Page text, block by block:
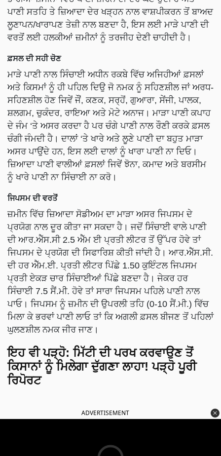
ਪਾਣੀ ਸਤਹਿ ਤੇ ਜ਼ਿਆਦਾ ਦੇਰ ਖੜ੍ਹਨ ਨਾਲ ਵਾਸ਼ਪੀਕਰਨ ਤੋਂ ਬਾਅਦ
ਲੂਣਾਪਨ/ਖਾਰਾਪਣ ਤੇਜ਼ੀ ਨਾਲ ਬਣਦਾ ਹੈ, ਇਸ ਲਈ ਮਾੜੇ ਪਾਣੀ ਦੀ
ਵਰਤੋਂ ਲਈ ਹਲਕੀਆਂ ਜ਼ਮੀਨਾਂ ਨੂੰ ਤਰਜੀਹ ਦੇਣੀ ਚਾਹੀਦੀ ਹੈ।
ਫ਼ਸਲ ਦੀ ਸਹੀ ਚੋਣ
ਮਾੜੇ ਪਾਣੀ ਨਾਲ ਸਿੰਚਾਈ ਅਧੀਨ ਰਕਬੇ ਵਿੱਚ ਅਜਿਹੀਆਂ ਫ਼ਸਲਾਂ
ਅਤੇ ਕਿਸਮਾਂ ਨੂੰ ਹੀ ਪਹਿਲ ਦਿਉ ਜੋ ਨਮਕ ਨੂੰ ਸਹਿਣਸ਼ੀਲ ਜਾਂ ਅਰਧ-
ਸਹਿਣਸ਼ੀਲ ਹੋਣ ਜਿਵੇਂ ਜੌਂ, ਕਣਕ, ਸਰ੍ਹੋਂ, ਗੁਆਰਾ, ਸੇਂਜੀ, ਪਾਲਕ,
ਸ਼ਲਗਮ, ਚੁਕੰਦਰ, ਰਾਇਆ ਅਤੇ ਮੋਟੇ ਅਨਾਜ। ਮਾੜਾ ਪਾਣੀ ਕਪਾਹ
ਦੇ ਜੰਮ ‘ਤੇ ਅਸਰ ਕਰਦਾ ਹੈ ਪਰ ਚੰਗੇ ਪਾਣੀ ਨਾਲ ਰੌਣੀ ਕਰਕੇ ਫ਼ਸਲ
ਚੰਗੀ ਜੰਮਦੀ ਹੈ। ਦਾਲਾਂ ‘ਤੇ ਖਾਰੇ ਅਤੇ ਲੂਣੇ ਪਾਣੀ ਦਾ ਬਹੁਤ ਮਾੜਾ
ਅਸਰ ਪਾਉਂਦੇ ਹਨ, ਇਸ ਲਈ ਦਾਲਾਂ ਨੂੰ ਖਾਰਾ ਪਾਣੀ ਨਾ ਦਿਓ।
ਜ਼ਿਆਦਾ ਪਾਣੀ ਵਾਲੀਆਂ ਫ਼ਸਲਾਂ ਜਿਵੇਂ ਝੋਨਾ, ਕਮਾਦ ਅਤੇ ਬਰਸੀਮ
ਨੂੰ ਖਾਰੇ ਪਾਣੀ ਨਾ ਸਿੰਚਾਈ ਨਾ ਕਰੋ।
ਜਿਪਸਮ ਦੀ ਵਰਤੋਂ
ਜ਼ਮੀਨ ਵਿੱਚ ਜ਼ਿਆਦਾ ਸੋਡੀਅਮ ਦਾ ਮਾੜਾ ਅਸਰ ਜਿਪਸਮ ਦੇ
ਪ੍ਰਯੋਗ ਨਾਲ ਦੂਰ ਕੀਤਾ ਜਾ ਸਕਦਾ ਹੈ। ਜਦੋਂ ਸਿੰਚਾਈ ਵਾਲੇ ਪਾਣੀ
ਦੀ ਆਰ.ਐੱਸ.ਸੀ 2.5 ਐੱਮ ਈ ਪ੍ਰਤੀ ਲੀਟਰ ਤੋਂ ਉੱਪਰ ਹੋਵੇ ਤਾਂ
ਜਿਪਸਮ ਦੇ ਪ੍ਰਯੋਗ ਦੀ ਸਿਫਾਰਿਸ਼ ਕੀਤੀ ਜਾਂਦੀ ਹੈ। ਆਰ.ਐੱਸ.ਸੀ.
ਦੀ ਹਰ ਐੱਮ.ਈ. ਪ੍ਰਤੀ ਲੀਟਰ ਪਿੱਛੇ 1.50 ਕੁਇੰਟਲ ਜਿਪਸਮ
ਪ੍ਰਤੀ ਏਕੜ ਚਾਰ ਸਿੰਚਾਈਆਂ ਪਿੱਛੇ ਬਣਦਾ ਹੈ। ਜੇਕਰ ਹਰ
ਸਿੰਚਾਈ 7.5 ਸੈਂ.ਮੀ. ਹੋਵੇ ਤਾਂ ਸਾਰਾ ਜਿਪਸਮ ਪਹਿਲੇ ਪਾਣੀ ਨਾਲ
ਪਾਓ। ਜਿਪਸਮ ਨੂੰ ਜ਼ਮੀਨ ਦੀ ਉਪਰਲੀ ਤਹਿ (0-10 ਸੈਂ.ਮੀ.) ਵਿੱਚ
ਮਿਲਾ ਕੇ ਭਰਵਾਂ ਪਾਣੀ ਲਾਓ ਤਾਂ ਕਿ ਅਗਲੀ ਫ਼ਸਲ ਬੀਜਣ ਤੋਂ ਪਹਿਲਾਂ
ਘੁਲਣਸ਼ੀਲ ਨਮਕ ਜੀਰ ਜਾਣ।
ਇਹ ਵੀ ਪੜ੍ਹੋ: ਮਿੱਟੀ ਦੀ ਪਰਖ ਕਰਵਾਉਣ ਤੋਂ
ਕਿਸਾਨਾਂ ਨੂੰ ਮਿਲੇਗਾ ਦੁੱਗਣਾ ਲਾਹਾ! ਪੜ੍ਹੋ ਪੂਰੀ
ਰਿਪੋਰਟ